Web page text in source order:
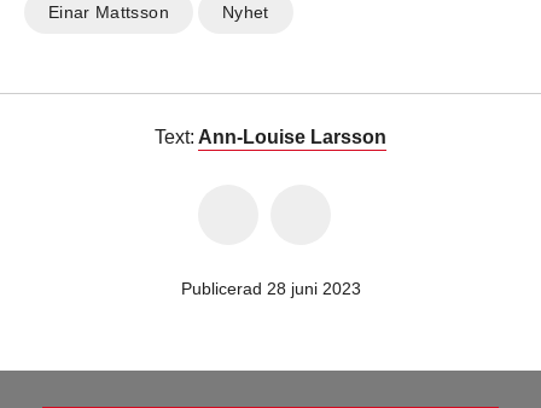
Einar Mattsson Nyhet
Text: Ann-Louise Larsson
Publicerad 28 juni 2023